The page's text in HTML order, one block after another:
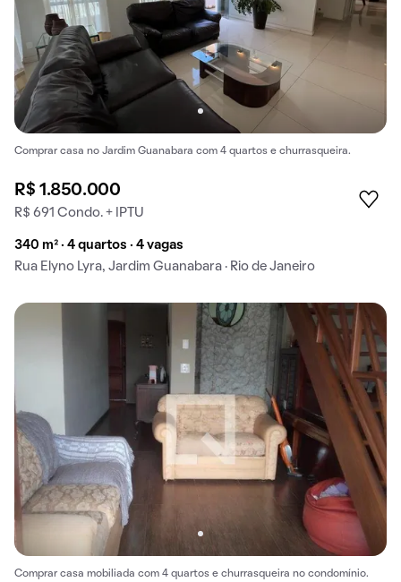
Comprar casa no Jardim Guanabara com 4 quartos e churrasqueira.
R$ 1.850.000
R$ 691 Condo. + IPTU
340 m² · 4 quartos · 4 vagas
Rua Elyno Lyra, Jardim Guanabara · Rio de Janeiro
Comprar casa mobiliada com 4 quartos e churrasqueira no condomínio.